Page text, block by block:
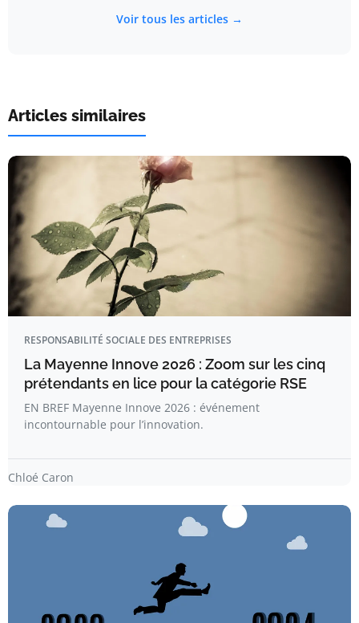
Voir tous les articles →
Articles similaires
RESPONSABILITÉ SOCIALE DES ENTREPRISES
La Mayenne Innove 2026 : Zoom sur les cinq
prétendants en lice pour la catégorie RSE
EN BREF Mayenne Innove 2026 : événement
incontournable pour l’innovation.
Chloé Caron